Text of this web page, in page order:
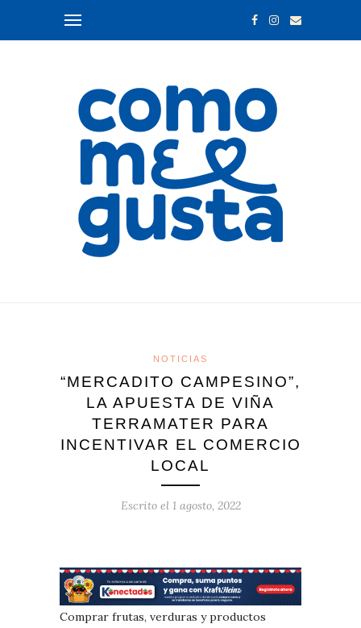
NOTICIAS
“MERCADITO CAMPESINO”,
LA APUESTA DE VIÑA
TERRAMATER PARA
INCENTIVAR EL COMERCIO
LOCAL
Escrito el 1 agosto, 2022
Comprar frutas, verduras y productos